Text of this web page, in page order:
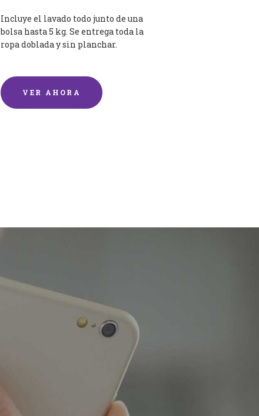
Incluye el lavado todo junto de una
bolsa hasta 5 kg. Se entrega toda la
ropa doblada y sin planchar.
VER AHORA